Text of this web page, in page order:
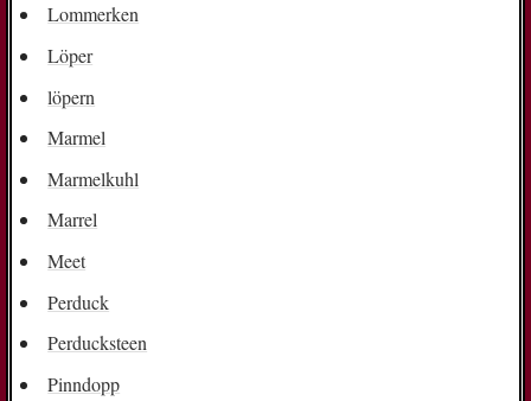
Lommerken
Löper
löpern
Marmel
Marmelkuhl
Marrel
Meet
Perduck
Perducksteen
Pinndopp